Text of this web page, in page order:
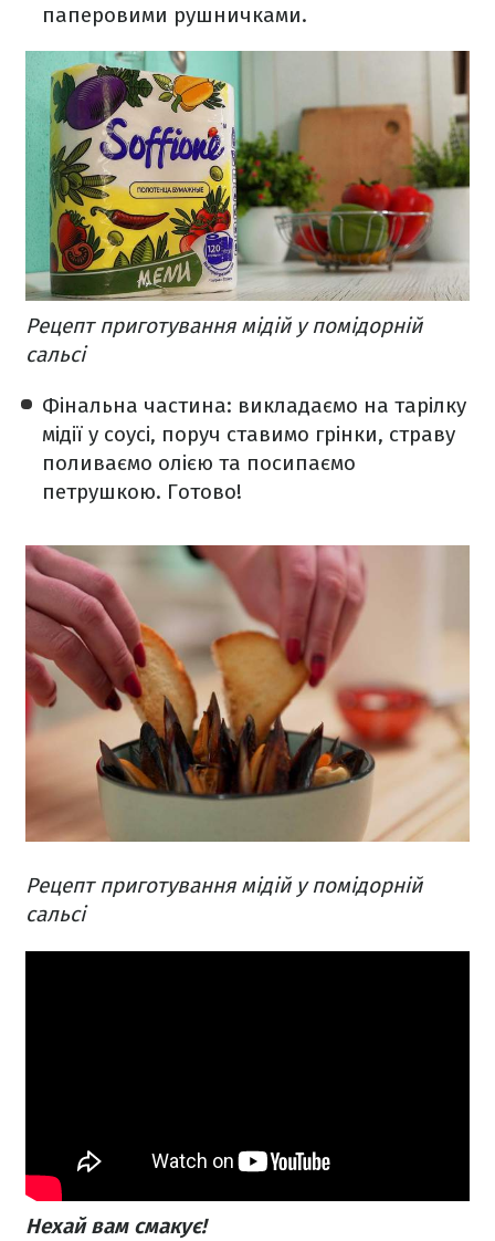
паперовими рушничками.
Рецепт приготування мідій у помідорній
сальсі
Фінальна частина: викладаємо на тарілку
мідії у соусі, поруч ставимо грінки, страву
поливаємо олією та посипаємо
петрушкою. Готово!
Рецепт приготування мідій у помідорній
сальсі
Нехай вам смакує!